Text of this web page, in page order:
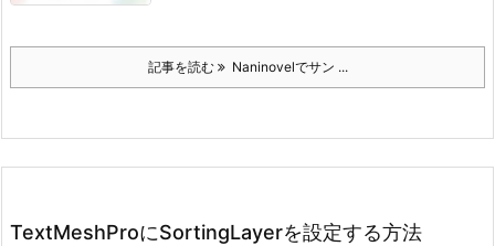
記事を読む Naninovelでサン ...
TextMeshProにSortingLayerを設定する方法